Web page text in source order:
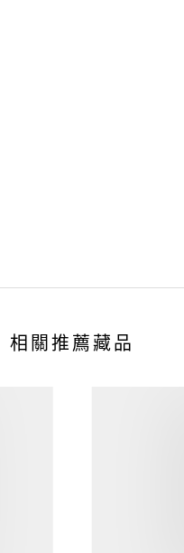
相關推薦藏品